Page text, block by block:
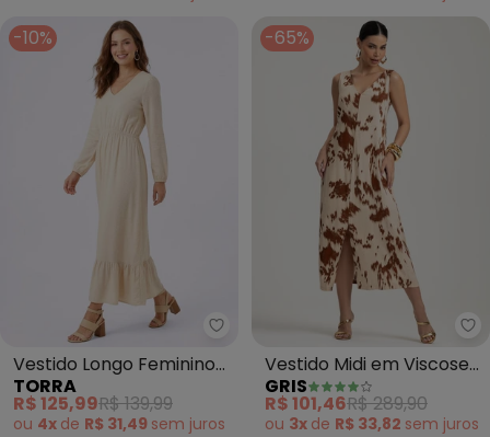
-10%
Torra - Vestido Longo
Vestido Longo Feminino
Poá (Bege)
TORRA
R$ 125,99R$ 139,99
ou 4x de R$ 31,49 sem juros
-65%
Vestido Midi em Viscose
(Bege)
GRIS
R$ 101,46R$ 289,90
ou 3x de R$ 33,82 sem juros